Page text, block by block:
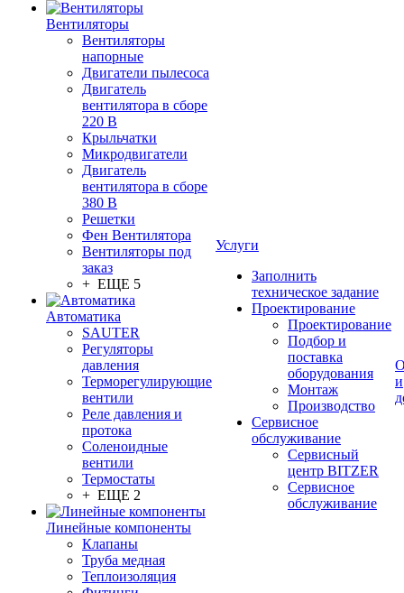
Вентиляторы
Вентиляторы
напорные
Двигатели пылесоса
Двигатель
вентилятора в сборе
220 В
Крыльчатки
Микродвигатели
Двигатель
вентилятора в сборе
380 В
Решетки
Фен Вентилятора
Вентиляторы под
заказ
+ ЕЩЕ 5
Автоматика
SAUTER
Регуляторы
давления
Терморегулирующие
вентили
Реле давления и
протока
Соленоидные
вентили
Термостаты
+ ЕЩЕ 2
Линейные компоненты
Клапаны
Труба медная
Теплоизоляция
Услуги
Заполнить
техническое задание
Проектирование
Проектирование
Подбор и
поставка
оборудования
Монтаж
Производство
Сервисное
обслуживание
Сервисный
центр BITZER
Сервисное
обслуживание
и